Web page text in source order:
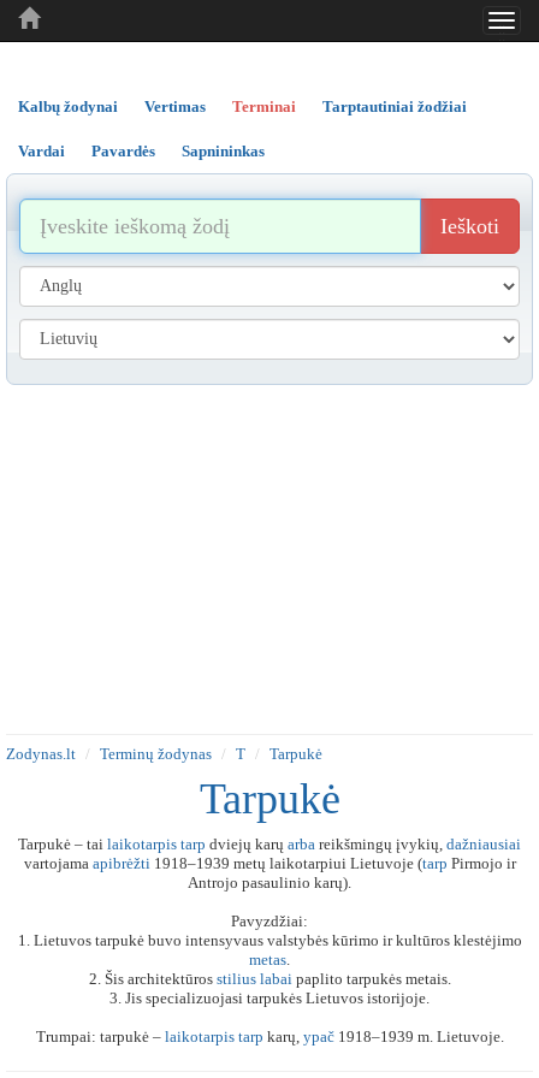
..
..
Kalbų žodynai Vertimas Terminai Tarptautiniai žodžiai
Vardai Pavardės Sapnininkas
Ieškoti
Zodynas.lt Terminų žodynas T Tarpukė
Tarpukė
Tarpukė – tai laikotarpis tarp dviejų karų arba reikšmingų įvykių, dažniausiai
vartojama apibrėžti1918–1939 metų laikotarpiui Lietuvoje (tarp Pirmojo ir
Antrojo pasaulinio karų).
Pavyzdžiai:
1. Lietuvos tarpukė buvo intensyvaus valstybės kūrimo ir kultūros klestėjimo
metas.
2. Šis architektūros stilius labaipaplito tarpukės metais.
3. Jis specializuojasi tarpukės Lietuvos istorijoje.
Trumpai: tarpukė – laikotarpis tarp karų, ypač1918–1939 m. Lietuvoje.